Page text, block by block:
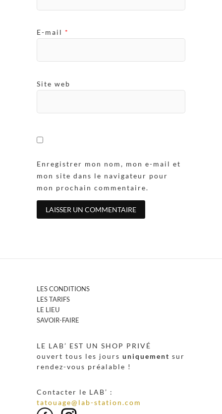
E-mail *
Site web
Enregistrer mon nom, mon e-mail et
mon site dans le navigateur pour
mon prochain commentaire.
LES CONDITIONS
LES TARIFS
LE LIEU
SAVOIR-FAIRE
LE LAB’ EST UN SHOP PRIVÉ
ouvert tous les jours uniquement sur
rendez-vous préalable !
Contacter le LAB’ :
tatouage@lab-station.com